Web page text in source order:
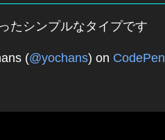
たシンプルなタイプです
(@yochans) on CodePen